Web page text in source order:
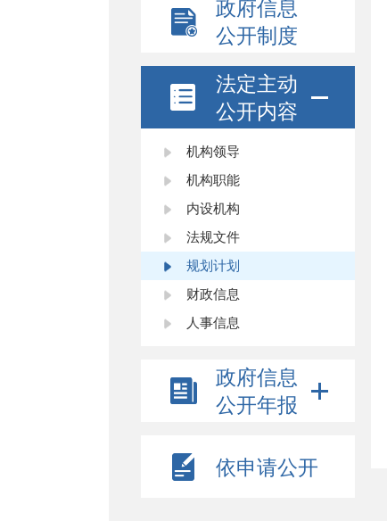
政府信息
公开制度
法定主动
公开内容
机构领导
机构职能
内设机构
法规文件
规划计划
财政信息
人事信息
政府信息
公开年报
依申请公开